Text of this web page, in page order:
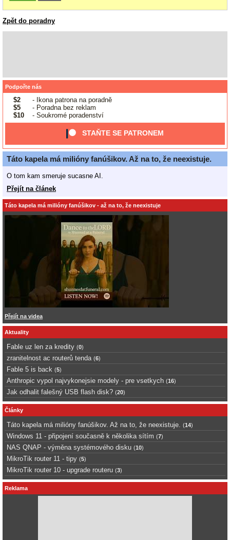
Zpět do poradny
Podpořte nás
$2
- Ikona patrona na poradně
$5
- Poradna bez reklam
$10
- Soukromé poradenství
STAŇTE SE PATRONEM
Táto kapela má milióny fanúšikov. Až na to, že neexistuje.
O tom kam smeruje sucasne AI.
Přejít na článek
Táto kapela má milióny fanúšikov - až na to, že neexistuje
Přejít na videa
Aktuality
Fable uz len za kredity (0)
zranitelnost ac routerů tenda (6)
Fable 5 is back (5)
Anthropic vypol najvykonejsie modely - pre vsetkych (16)
Jak odhalit falešný USB flash disk? (20)
Články
Táto kapela má milióny fanúšikov. Až na to, že neexistuje. (14)
Windows 11 - připojení současně k několika sítím (7)
NAS QNAP - výměna systémového disku (10)
MikroTik router 11 - tipy (5)
MikroTik router 10 - upgrade routeru (3)
Reklama